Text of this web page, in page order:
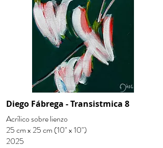
Diego Fábrega - Transistmica 8
Acrílico sobre lienzo
25 cm x 25 cm (10" x 10")
2025